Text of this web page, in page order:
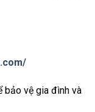
bảo vệ gia đình và